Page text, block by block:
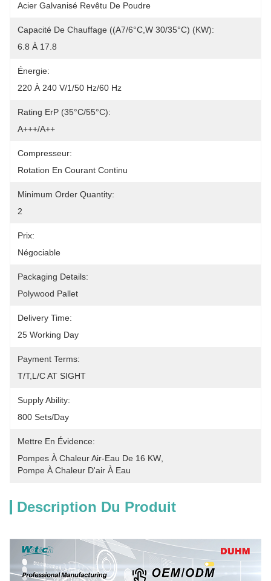
Acier Galvanisé Revêtu De Poudre
Capacité De Chauffage ((A7/6°C,W 30/35°C) (kW):
6.8 À 17.8
Énergie:
220 À 240 V/1/50 Hz/60 Hz
Rating ErP (35°C/55°C):
A+++/A++
Compresseur:
Rotation En Courant Continu
Minimum Order Quantity:
2
Prix:
Négociable
Packaging Details:
Polywood Pallet
Delivery Time:
25 Working Day
Payment Terms:
T/T,L/C AT SIGHT
Supply Ability:
800 Sets/Day
Mettre En Évidence:
Pompes À Chaleur Air-Eau De 16 KW
Pompe À Chaleur D'air À Eau
Description Du Produit